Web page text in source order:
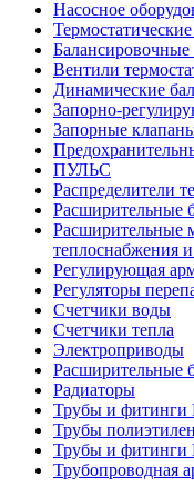
Насосное
Вентили
Динамические
Запорно-
Запорные
ПУЛЬС
Распределители
Расширительные
Расширительные
теплоснабжения
Регулирующая
Регуляторы
Счетчики воды
Счетчики тепла
Электроприводы
Расширительные
Радиаторы
Трубы и
Трубы
Трубы и
Трубопроводная